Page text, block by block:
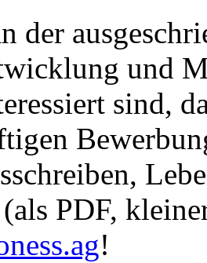
der
und
sind,
PDF,
!